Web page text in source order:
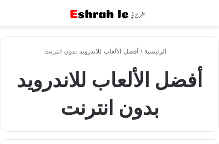
الرئيسية / أفضل الألعاب للاندرويد بدون انترنت
أفضل الألعاب للاندرويد
بدون انترنت